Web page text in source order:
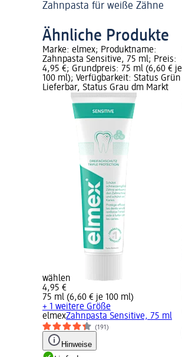
Zahnpasta für weiße Zähne
Ähnliche Produkte
Marke: elmex; Produktname:
Zahnpasta Sensitive, 75 ml; Preis:
4,95 €; Grundpreis: 75 ml (6,60 € je
100 ml); Verfügbarkeit: Status Grün
Lieferbar, Status Grau dm Markt
wählen
4,95 €
75 ml (6,60 € je 100 ml)
+ 1 weitere Größe
elmexZahnpasta Sensitive, 75 ml
(191)
Hinweise